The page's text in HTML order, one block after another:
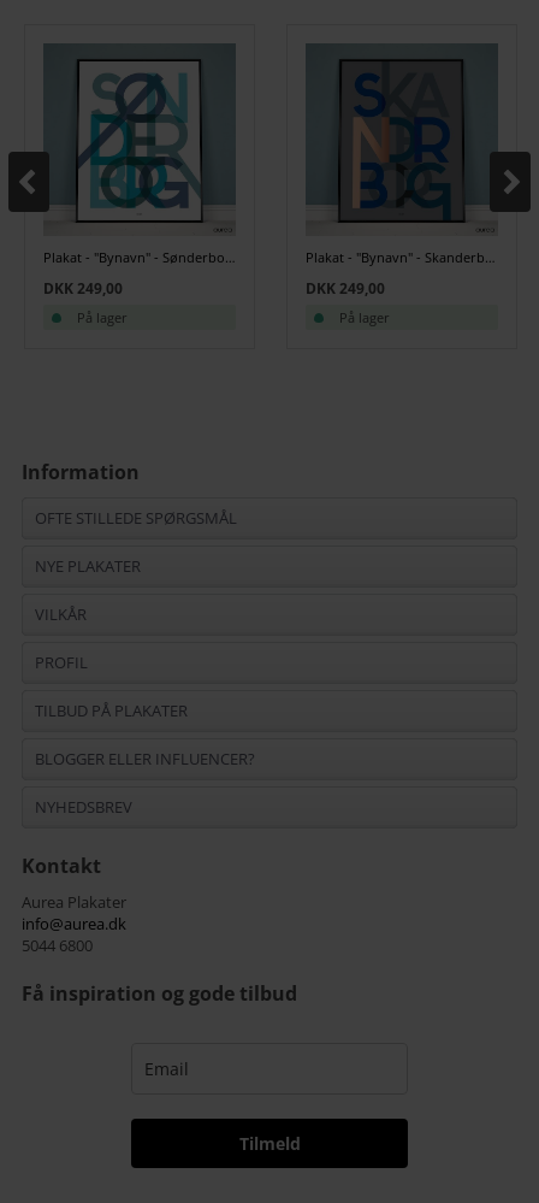
Plakat - "Bynavn" - Sønderborg - Blå
DKK 249,00
På lager
Plakat - "Bynavn" - Skanderborg - Grå
DKK 249,00
På lager
Information
OFTE STILLEDE SPØRGSMÅL
NYE PLAKATER
VILKÅR
PROFIL
TILBUD PÅ PLAKATER
BLOGGER ELLER INFLUENCER?
NYHEDSBREV
Kontakt
Aurea Plakater
info@aurea.dk
5044 6800
Få inspiration og gode tilbud
Tilmeld